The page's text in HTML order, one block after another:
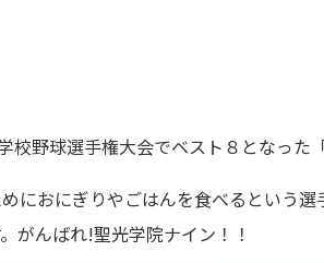
校野球選手権大会でベスト８となった
におにぎりやごはんを食べるという
がんばれ!聖光学院ナイン！！